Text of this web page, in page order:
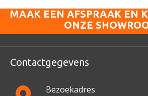
MAAK EEN AFSPRAAK EN
ONZE
Contactgegevens
Bezoekadres